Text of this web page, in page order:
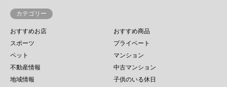
カテゴリー
おすすめお店
おすすめ商品
スポーツ
プライベート
ペット
マンション
不動産情報
中古マンション
地域情報
子供のいる休日